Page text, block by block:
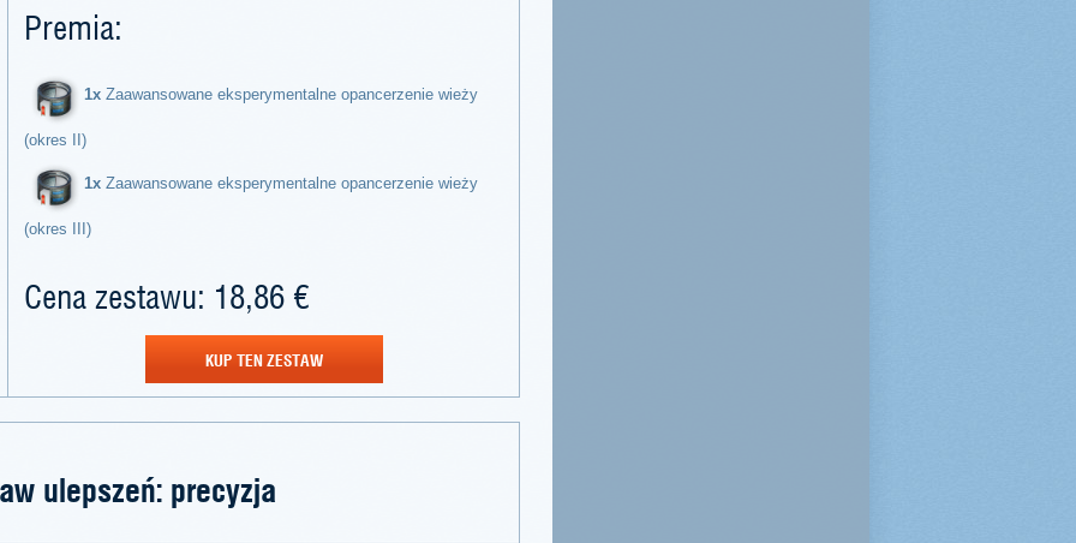
Premia:
1x Zaawansowane eksperymentalne opancerzenie wieży
(okres II)
1x Zaawansowane eksperymentalne opancerzenie wieży
(okres III)
Cena zestawu: 18,86 €
KUP TEN ZESTAW
ulepszeń: precyzja